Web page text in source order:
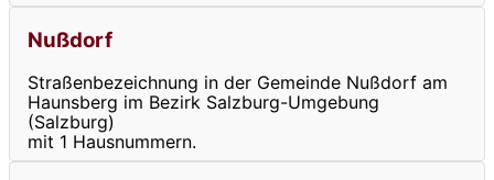
Nußdorf
Straßenbezeichnung in der Gemeinde Nußdorf am
Haunsberg im Bezirk Salzburg-Umgebung
(Salzburg)
mit 1 Hausnummern.